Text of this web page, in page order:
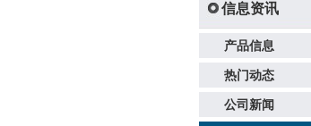
信息资讯
产品信息
热门动态
公司新闻